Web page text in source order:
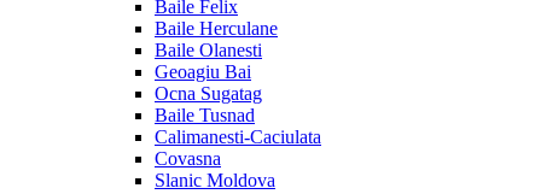
Baile Felix
Baile Herculane
Baile Olanesti
Geoagiu Bai
Ocna Sugatag
Baile Tusnad
Calimanesti-Caciulata
Covasna
Slanic Moldova